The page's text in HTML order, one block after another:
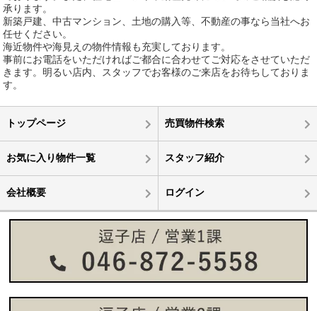
承ります。
新築戸建、中古マンション、土地の購入等、不動産の事なら当社へお
任せください。
海近物件や海見えの物件情報も充実しております。
事前にお電話をいただければご都合に合わせてご対応をさせていただ
きます。明るい店内、スタッフでお客様のご来店をお待ちしておりま
す。
トップページ 売買物件検索
お気に入り物件一覧 スタッフ紹介
会社概要 ログイン